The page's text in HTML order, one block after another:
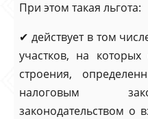
При этом такая льгота:
✔ действует в том
участков, на которых
строения,
налоговым
законодательством о